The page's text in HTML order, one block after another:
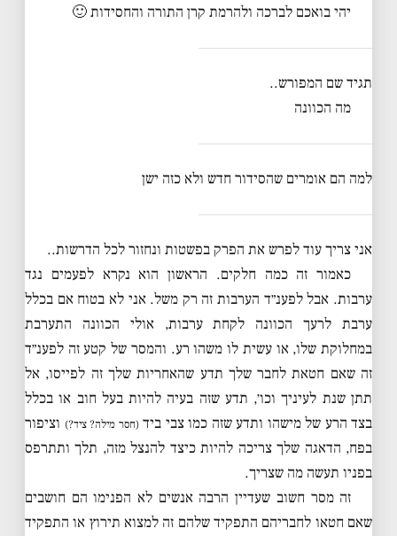
יהי בואכם לברכה ולהרמת קרן התורה והחסידות 🙂
תגיד שם המפורש..
מה הכוונה
למה הם אומרים שהסידור חדש ולא כזה ישן
אני צריך עוד לפרש את הפרק בפשטות ונחזור לכל הדרשות..
כאמור זה כמה חלקים. הראשון הוא נקרא לפעמים נגד
ערבות. אבל לפענ״ד הערבות זה רק משל. אני לא בטוח אם בכלל
ערבת לרעך הכוונה לקחת ערבות, אולי הכוונה התערבת
במחלוקת שלו, או עשית לו משהו רע. והמסר של קטע זה לפענ״ד
זה שאם חטאת לחבר שלך תדע שהאחריות שלך זה לפייסו, אל
תתן שנת לעיניך וכו׳, תדע שזה בעיה להיות בעל חוב או בכלל
בצד הרע של מישהו ותדע שזה כמו צבי ביד(חסר מילה? ציד?) וציפור
בפח, הדאגה שלך צריכה להיות כיצד להנצל מזה, תלך ותתרפס
בפניו תעשה מה שצריך.
זה מסר חשוב שעדיין הרבה אנשים לא הפנימו הם חושבים
שאם חטאו לחבריהם התפקיד שלהם זה למצוא תירוץ או התפקיד